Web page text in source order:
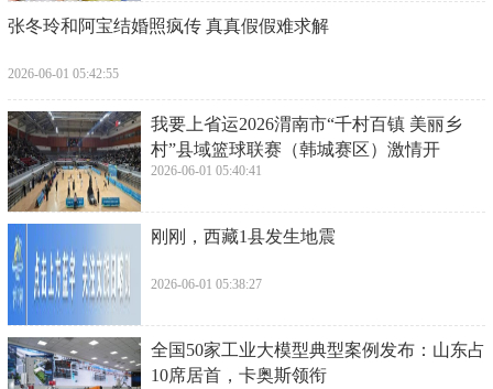
​张冬玲和阿宝结婚照疯传 真真假假难求解
2026-06-01 05:42:55
​我要上省运2026渭南市“千村百镇 美丽乡
村”县域篮球联赛（韩城赛区）激情开
2026-06-01 05:40:41
​刚刚，西藏1县发生地震
2026-06-01 05:38:27
​全国50家工业大模型典型案例发布：山东占
10席居首，卡奥斯领衔